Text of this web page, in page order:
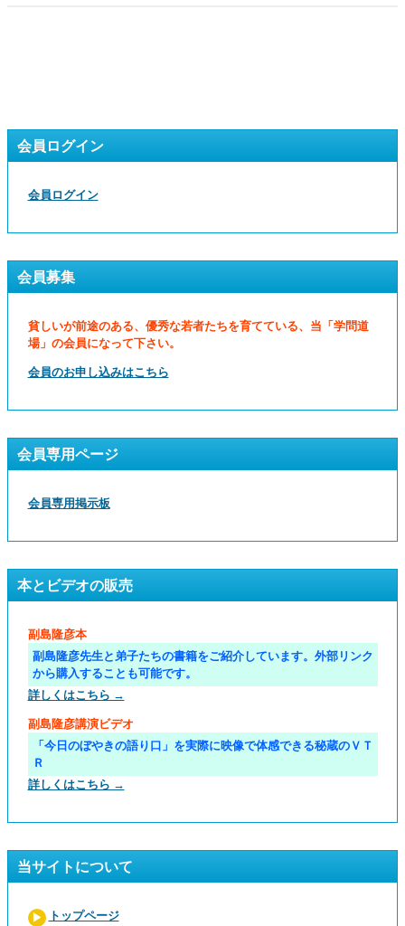
会員ログイン
会員ログイン
会員募集
貧しいが前途のある、優秀な若者たちを育てている、当「学問道
場」の会員になって下さい。
会員のお申し込みはこちら
会員専用ページ
会員専用掲示板
本とビデオの販売
副島隆彦本
副島隆彦先生と弟子たちの書籍をご紹介しています。外部リンク
から購入することも可能です。
詳しくはこちら →
副島隆彦講演ビデオ
「今日のぼやきの語り口」を実際に映像で体感できる秘蔵のＶＴ
Ｒ
詳しくはこちら →
当サイトについて
トップページ